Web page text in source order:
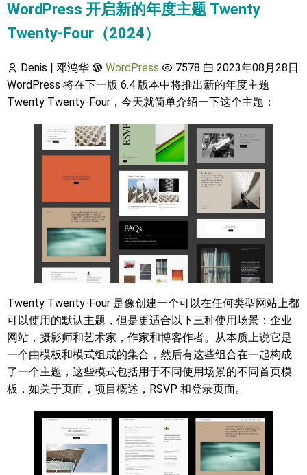
WordPress 开启新的年度主题 Twenty
Twenty-Four（2024）
Denis | 邓鸿华 WordPress 7578
2023年08月28日
WordPress 将在下一版 6.4 版本中将推出新的年度主题
Twenty Twenty-Four，今天就简单介绍一下这个主题：
Twenty Twenty-Four 是像创建一个可以在任何类型网站上都
可以使用的默认主题，但是更适合以下三种使用场景：企业
网站，摄影师和艺术家，作家和博客作者。从本质上说它是
一个由模板和模式组成的集合，然后有这些组合在一起构成
了一个主题，这些模式包括用于不同使用场景的不同首页模
板，如关于页面，项目概述，RSVP 和登录页面。